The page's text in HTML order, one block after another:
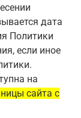
дата
Политики
если иное
на
сайта с